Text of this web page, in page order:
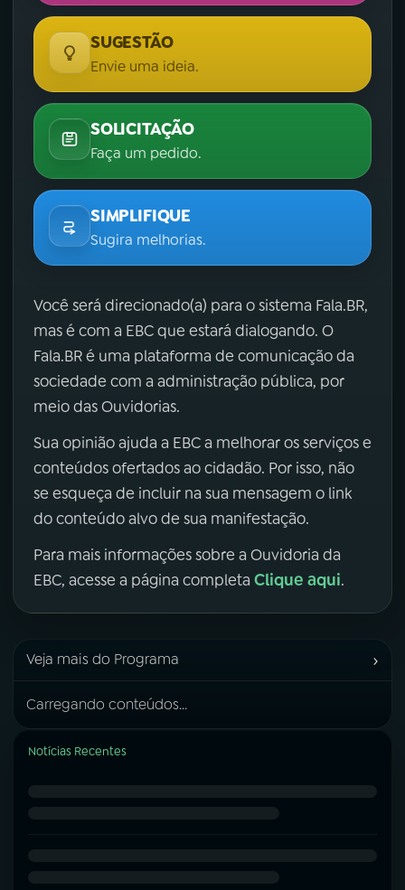
SUGESTÃO
Envie uma ideia.
SOLICITAÇÃO
Faça um pedido.
SIMPLIFIQUE
Sugira melhorias.
Você será direcionado(a) para o sistema Fala.BR,
mas é com a EBC que estará dialogando. O
Fala.BR é uma plataforma de comunicação da
sociedade com a administração pública, por
meio das Ouvidorias.
Sua opinião ajuda a EBC a melhorar os serviços e
conteúdos ofertados ao cidadão. Por isso, não
se esqueça de incluir na sua mensagem o link
do conteúdo alvo de sua manifestação.
Para mais informações sobre a Ouvidoria da
EBC, acesse a página completa Clique aqui.
Veja mais do Programa ›
Carregando conteúdos...
Notícias Recentes